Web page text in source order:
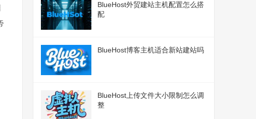
BlueHost外贸建站主机配置怎么搭
配
BlueHost博客主机适合新站建站吗
BlueHost上传文件大小限制怎么调
整